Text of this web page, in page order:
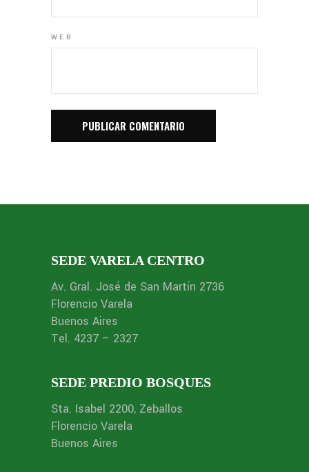
WEB
SEDE VARELA CENTRO
Av. Gral. José de San Martín 2736
Florencio Varela
Buenos Aires
Tel. 4237 – 2327
SEDE PREDIO BOSQUES
Sta. Isabel 2200, Zeballos
Florencio Varela
Buenos Aires